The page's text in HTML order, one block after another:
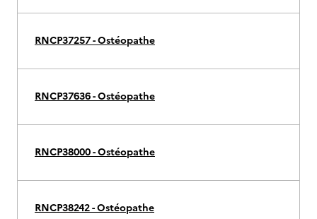
RNCP37257 - Ostéopathe
RNCP37636 - Ostéopathe
RNCP38000 - Ostéopathe
RNCP38242 - Ostéopathe